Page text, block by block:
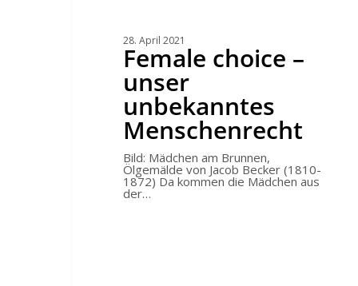
28. April 2021
Female choice –
unser
unbekanntes
Menschenrecht
Bild: Mädchen am Brunnen,
Ölgemälde von Jacob Becker (1810-
1872) Da kommen die Mädchen aus
der…